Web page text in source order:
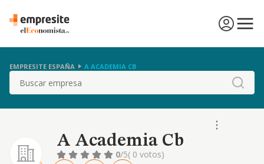
EMPRESITE ESPAÑA A ACADEMIA CB
Buscar
A Academia Cb
0/5( 0 votos)